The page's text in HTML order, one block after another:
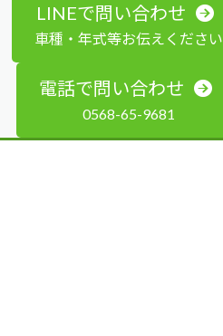
LINEで問い合わせ
車種・年式等お伝えください
電話で問い合わせ
0568-65-9681